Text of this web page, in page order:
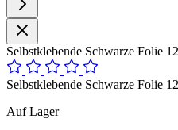
Selbstklebende Schwarze Folie
Selbstklebende Schwarze Folie
Auf Lager